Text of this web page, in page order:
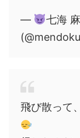
—
七海
飛び散って